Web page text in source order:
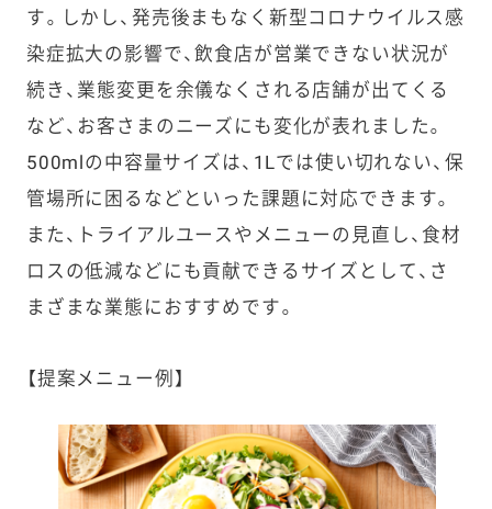
す。しかし、発売後まもなく新型コロナウイルス感
染症拡大の影響で、飲食店が営業できない状況が
続き、業態変更を余儀なくされる店舗が出てくる
など、お客さまのニーズにも変化が表れました。
500mlの中容量サイズは、1Lでは使い切れない、保
管場所に困るなどといった課題に対応できます。
また、トライアルユースやメニューの見直し、食材
ロスの低減などにも貢献できるサイズとして、さ
まざまな業態におすすめです。
【提案メニュー例】